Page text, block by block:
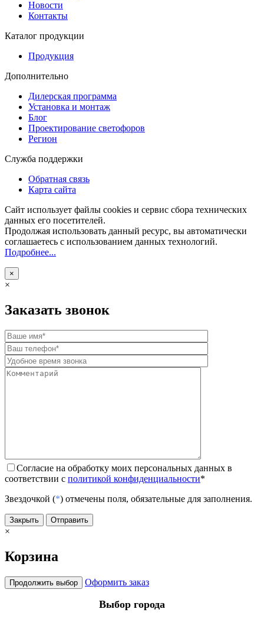
Новости
Контакты
Каталог продукции
Продукция
Дополнительно
Дилерская программа
Установка и монтаж
Блог
Проектирование светофоров
Регион
Служба поддержки
Обратная связь
Карта сайта
Сайт использует файлы cookies и сервис сбора технических
данных его посетителей.
Продолжая использовать данный ресурс, вы автоматически
соглашаетесь с использованием данных технологий.
Подробнее...
×
×
Заказать звонок
Согласие на обработку моих персональных данных в
соответствии с политикой конфиденциальности*
Звездочкой (*) отмечены поля, обязательные для заполнения.
Закрыть Отправить
×
Корзина
Продолжить выбор Оформить заказ
Выбор города